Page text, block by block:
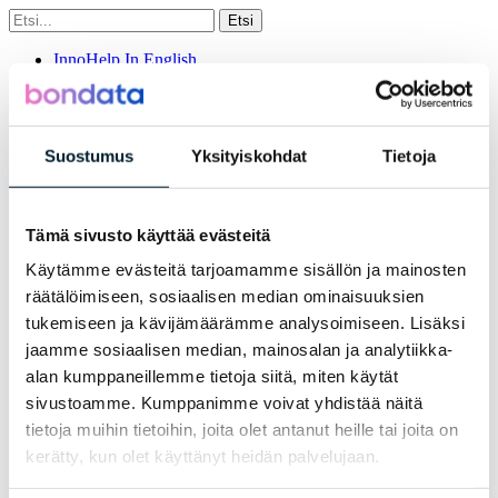
Suostumus Yksityiskohdat Tietoja
Tämä sivusto käyttää evästeitä
Käytämme evästeitä tarjoamamme sisällön ja mainosten
räätälöimiseen, sosiaalisen median ominaisuuksien
tukemiseen ja kävijämäärämme analysoimiseen. Lisäksi
jaamme sosiaalisen median, mainosalan ja analytiikka-
alan kumppaneillemme tietoja siitä, miten käytät
sivustoamme. Kumppanimme voivat yhdistää näitä
tietoja muihin tietoihin, joita olet antanut heille tai joita on
kerätty, kun olet käyttänyt heidän palvelujaan.
InnoHelp In English
Signing in
Changing your password
Selection of the research results
Net Promoter® Score
Innolink Excellence Score®
Filtering material
Browsing answers
Exporting results to MS Office
Printing Results
System Requirements
InnoHelp Contact Information
InnoHelp-InnolinkWeb tervetuloa ohjesivustolle
Welcome to the InnolinkWeb®